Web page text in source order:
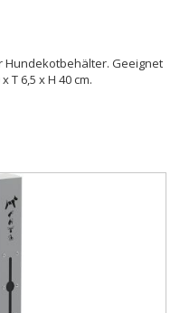
Geeignet
T 6,5 x H 40 cm.